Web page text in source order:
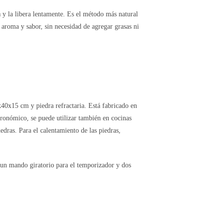
la libera lentamente. Es el método más natural
y sabor, sin necesidad de agregar grasas ni
cm y piedra refractaria. Está fabricado en
se puede utilizar también en cocinas
Para el calentamiento de las piedras,
mando giratorio para el temporizador y dos